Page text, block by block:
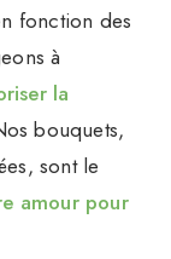
fonction des
à
la
bouquets,
sont le
amour pour